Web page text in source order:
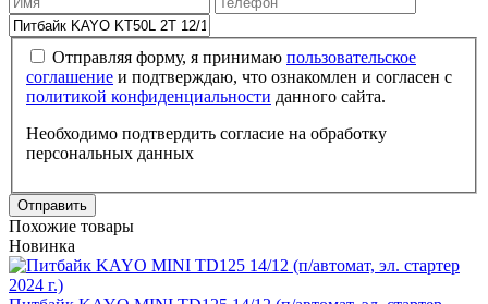
Отправляя форму, я принимаю пользовательское
соглашение и подтверждаю, что ознакомлен и согласен с
политикой конфиденциальности данного сайта.
Необходимо подтвердить согласие на обработку
персональных данных
Отправить
Похожие товары
Новинка